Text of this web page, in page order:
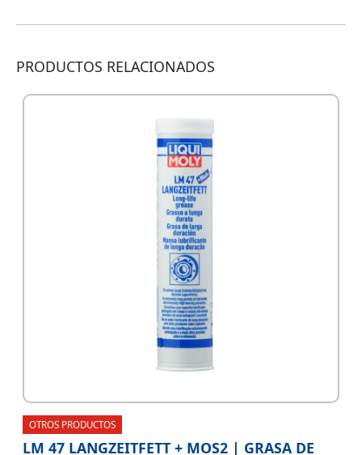
PRODUCTOS RELACIONADOS
OTROS PRODUCTOS
LM 47 LANGZEITFETT + MOS2 | GRASA DE